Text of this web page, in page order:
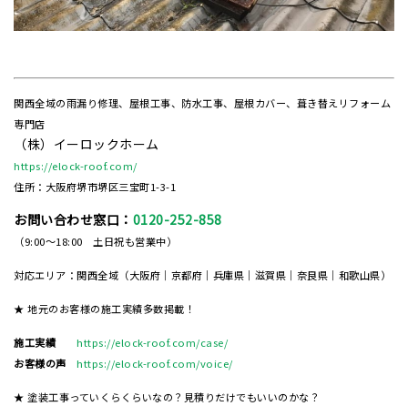
関西全域の雨漏り修理、屋根工事、防水工事、屋根カバー、葺き替えリフォーム
専門店
（株）イーロックホーム
https://elock-roof.com/
住所：大阪府堺市堺区三宝町1-3-1
お問い合わせ窓口： 0120-252-858
（9:00～18:00 土日祝も営業中）
対応エリア：関西全域（大阪府｜京都府｜兵庫県｜滋賀県｜奈良県｜和歌山県）
★ 地元のお客様の施工実績多数掲載！
施工実績
https://elock-roof.com/case/
お客様の声
https://elock-roof.com/voice/
★ 塗装工事っていくらくらいなの？見積りだけでもいいのかな？